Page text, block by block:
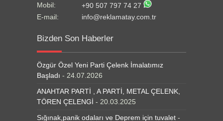
Mobil:
+90 507 797 74 27
E-mail:
info@reklamatay.com.tr
Bizden Son Haberler
Özgür Özel Yeni Parti Çelenk İmalatımız
Başladı - 24.07.2026
ANAHTAR PARTİ , A PARTİ, METAL ÇELENK,
TÖREN ÇELENGİ - 20.03.2025
Sığınak,panik odaları ve Deprem için tuvalet -